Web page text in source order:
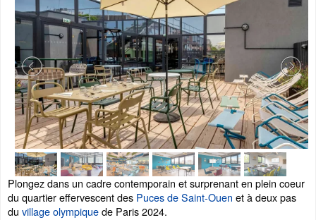
Plongez dans un cadre contemporain et surprenant en plein coeur
du quartier effervescent des Puces de Saint-Ouen et à deux pas
du village olympiquede Paris 2024.